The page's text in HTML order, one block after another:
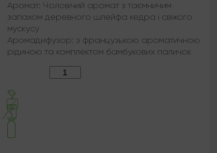
Аромат: Чоловічий аромат з таємничим
запахом деревного шлейфа кедра і свіжого
мускусу
Аромадифузор: з французькою ароматичною
рідиною та комплектом бамбукових паличок